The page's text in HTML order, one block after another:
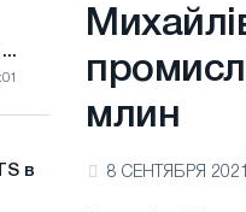
в
млин
8 СЕНТЯБРЯ